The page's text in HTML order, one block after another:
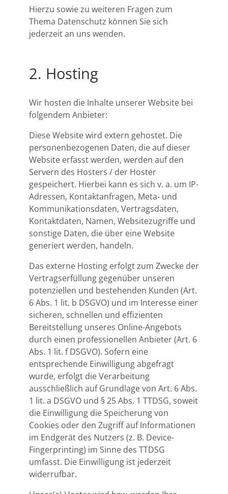
Hierzu sowie zu weiteren Fragen zum
Thema Datenschutz können Sie sich
jederzeit an uns wenden.
2. Hosting
Wir hosten die Inhalte unserer Website bei
folgendem Anbieter:
Diese Website wird extern gehostet. Die
personenbezogenen Daten, die auf dieser
Website erfasst werden, werden auf den
Servern des Hosters / der Hoster
gespeichert. Hierbei kann es sich v. a. um IP-
Adressen, Kontaktanfragen, Meta- und
Kommunikationsdaten, Vertragsdaten,
Kontaktdaten, Namen, Websitezugriffe und
sonstige Daten, die über eine Website
generiert werden, handeln.
Das externe Hosting erfolgt zum Zwecke der
Vertragserfüllung gegenüber unseren
potenziellen und bestehenden Kunden (Art.
6 Abs. 1 lit. b DSGVO) und im Interesse einer
sicheren, schnellen und effizienten
Bereitstellung unseres Online-Angebots
durch einen professionellen Anbieter (Art. 6
Abs. 1 lit. f DSGVO). Sofern eine
entsprechende Einwilligung abgefragt
wurde, erfolgt die Verarbeitung
ausschließlich auf Grundlage von Art. 6 Abs.
1 lit. a DSGVO und § 25 Abs. 1 TTDSG, soweit
die Einwilligung die Speicherung von
Cookies oder den Zugriff auf Informationen
im Endgerät des Nutzers (z. B. Device-
Fingerprinting) im Sinne des TTDSG
umfasst. Die Einwilligung ist jederzeit
widerrufbar.